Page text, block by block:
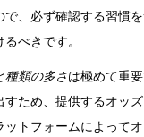
で、必ず確認する習慣
べきです。
種類の多さは極めて重
すため、提供するオッ
ットフォームによって